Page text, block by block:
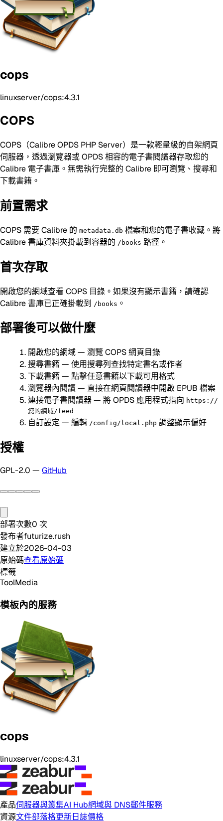
cops
linuxserver/cops:4.3.1
COPS
COPS（Calibre OPDS PHP Server）是一款輕量級的自架網頁
伺服器，透過瀏覽器或 OPDS 相容的電子書閱讀器存取您的
Calibre 電子書庫。無需執行完整的 Calibre 即可瀏覽、搜尋和
下載書籍。
前置需求
COPS 需要 Calibre 的 metadata.db 檔案和您的電子書收藏。將
Calibre 書庫資料夾掛載到容器的 /books 路徑。
首次存取
開啟您的網域查看 COPS 目錄。如果沒有顯示書籍，請確認
Calibre 書庫已正確掛載到 /books 。
部署後可以做什麼
開啟您的網域 — 瀏覽 COPS 網頁目錄
搜尋書籍 — 使用搜尋列查找特定書名或作者
下載書籍 — 點擊任意書籍以下載可用格式
瀏覽器內閱讀 — 直接在網頁閱讀器中開啟 EPUB 檔案
連接電子書閱讀器 — 將 OPDS 應用程式指向 https://
您的網域/feed
自訂設定 — 編輯 /config/local.php 調整顯示偏好
授權
GPL-2.0 — GitHub
部署次數0 次
發布者futurize.rush
建立於2026-04-03
原始碼查看原始碼
標籤
ToolMedia
模板內的服務
cops
linuxserver/cops:4.3.1
產品伺服器與叢集AI Hub網域與 DNS郵件服務
資源文件部落格更新日誌價格